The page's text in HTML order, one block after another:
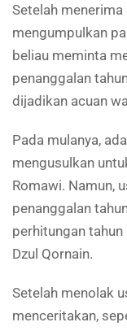
Setelah
mengumpulkan
beliau meminta
penanggalan
dijadikan acuan
Pada mulanya,
mengusulkan
Romawi. Namun,
penanggalan
perhitungan
Dzul Qornain.
Setelah menolak
menceritakan,